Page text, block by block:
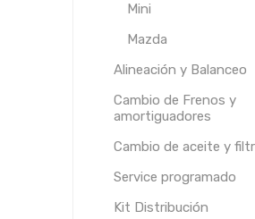
Mini
Mazda
Alineación y Balanceo
Cambio de Frenos y
amortiguadores
Cambio de aceite y
Service programado
Kit Distribución